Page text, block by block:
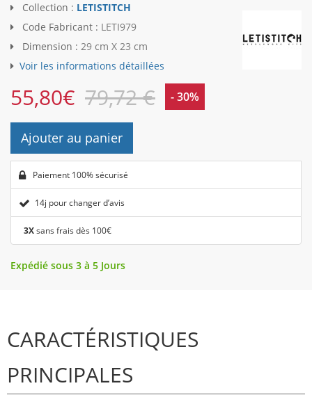
Collection : LETISTITCH
Code Fabricant : LETI979
Dimension : 29 cm X 23 cm
Voir les informations détaillées
55,80€ 79,72 € - 30%
Ajouter au panier
Paiement 100% sécurisé
14j pour changer d’avis
3Xsans frais dès 100€
Expédié sous 3 à 5 Jours
CARACTÉRISTIQUES
PRINCIPALES